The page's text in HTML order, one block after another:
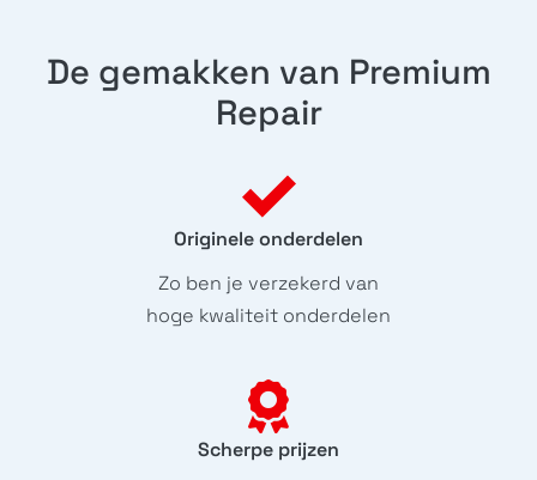
De gemakken van Premium
Repair
Originele onderdelen
Zo ben je verzekerd van
hoge kwaliteit onderdelen
Scherpe prijzen